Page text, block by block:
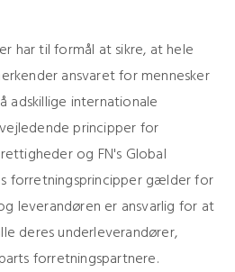
har til formål at sikre, at hele
ansvaret for mennesker
adskillige internationale
principper for
og FN's Global
forretningsprincipper gælder for
leverandøren er ansvarlig for at
deres underleverandører,
forretningspartnere.